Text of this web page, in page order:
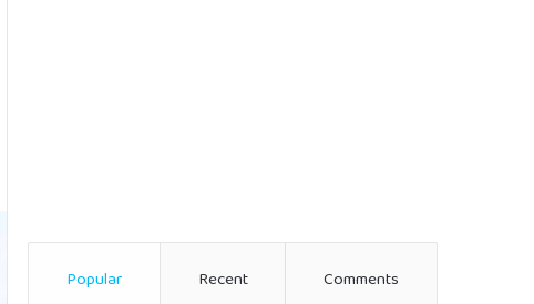
Popular Recent Comments